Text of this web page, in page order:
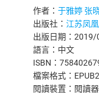
作者： 于雅婷 张
出版社： 江苏凤
出版日期：2019/
語言：中文
ISBN：
檔案格式：
閱讀裝置：閱讀